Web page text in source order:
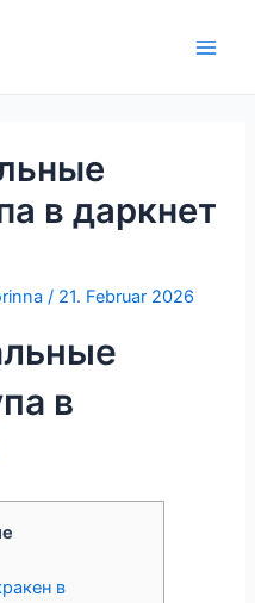
в даркнет
/ 21. Februar 2026
в
в